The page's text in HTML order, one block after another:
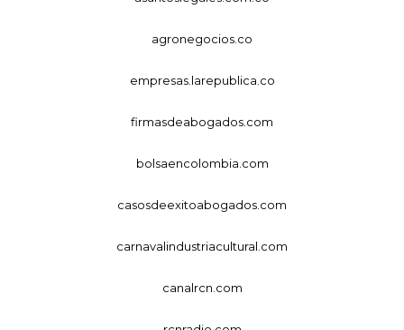
agronegocios.co
empresas.larepublica.co
firmasdeabogados.com
bolsaencolombia.com
casosdeexitoabogados.com
carnavalindustriacultural.com
canalrcn.com